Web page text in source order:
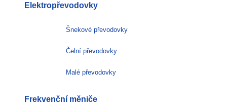
Elektropřevodovky
Šnekové převodovky
Čelní převodovky
Malé převodovky
Frekvenční měniče